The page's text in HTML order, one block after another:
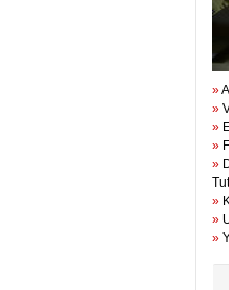
»
»
»
»
»
»
»
»